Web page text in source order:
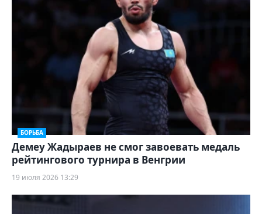
БОРЬБА
Демеу Жадыраев не смог завоевать медаль
рейтингового турнира в Венгрии
19 июля 2026 13:29